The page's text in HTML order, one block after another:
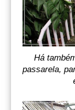
Há
passarela,